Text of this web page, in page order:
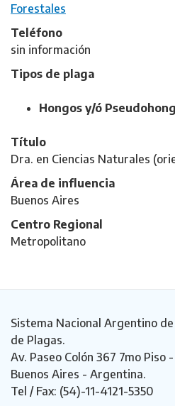
Forestales
Teléfono
sin información
Tipos de plaga
Hongos y/ó
Título
Dra. en Ciencias Naturales
Área de influencia
Buenos Aires
Centro Regional
Metropolitano
Sistema Nacional Argentino
de Plagas.
Av. Paseo Colón 367 7mo Piso
Buenos Aires - Argentina.
Tel / Fax: (54)-11-4121-5350